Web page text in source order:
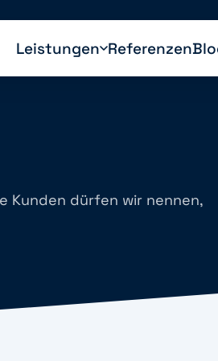
Leistungen Referenzen
Kunden dürfen wir nennen,